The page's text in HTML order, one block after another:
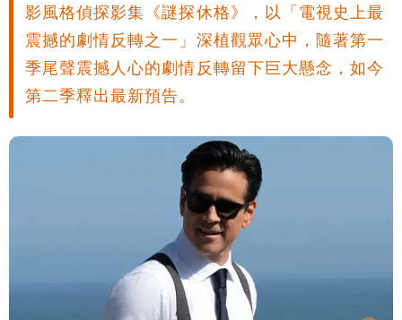
影風格偵探影集《謎探休格》，以「電視史上最
震撼的劇情反轉之一」深植觀眾心中，隨著第一
季尾聲震撼人心的劇情反轉留下巨大懸念，如今
第二季釋出最新預告。